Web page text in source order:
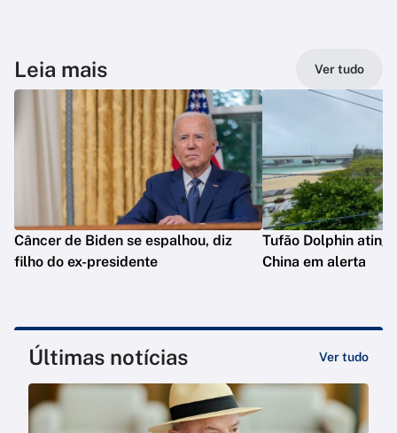
Leia mais Ver tudo
Câncer de Biden se espalhou, diz
filho do ex-presidente
Tufão Dolphin
China em alerta
Últimas notícias Ver tudo